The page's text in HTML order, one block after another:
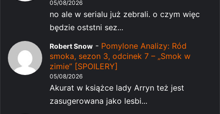
05/08/2026
no ale w serialu już zebrali. o czym więc
będzie oststni sez...
Robert Snow - Pomylone Analizy: Ród
smoka, sezon 3, odcinek 7 – „Smok w
zimie” [SPOILERY]
05/08/2026
Akurat w książce lady Arryn też jest
zasugerowana jako lesbi...